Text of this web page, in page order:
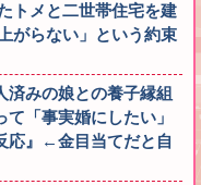
トメと二世帯住宅を建
がらない」という約束
済みの娘との養子縁組
「事実婚にしたい」
応』←金目当てだと自